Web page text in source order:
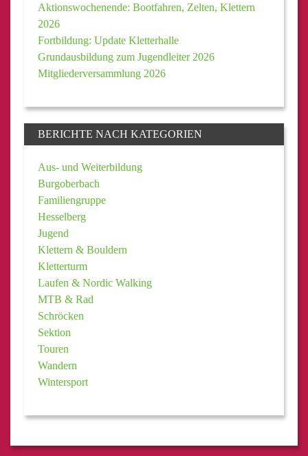
Aktionswochenende: Bootfahren, Zelten, Klettern
2026
Fortbildung: Update Kletterhalle
Grundausbildung zum Jugendleiter 2026
Mitgliederversammlung 2026
BERICHTE NACH KATEGORIEN
Aus- und Weiterbildung
Burgoberbach
Familiengruppe
Hesselberg
Jugend
Klettern & Bouldern
Kletterturm
Laufen & Nordic Walking
MTB & Rad
Schröcken
Sektion
Touren
Wandern
Wintersport